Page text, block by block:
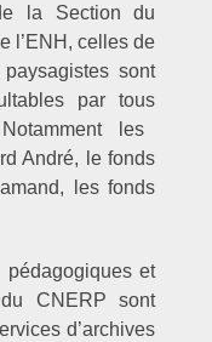
la Section du
l’ENH, celles de
sont
par tous
Notamment les
André, le fonds
les fonds
pédagogiques et
CNERP sont
d’archives